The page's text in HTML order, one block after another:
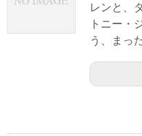
レンと、
トニー・
う、まっ